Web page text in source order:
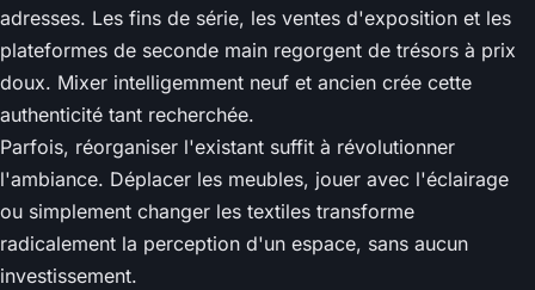
adresses. Les fins de série, les ventes d'exposition et les
plateformes de seconde main regorgent de trésors à prix
doux. Mixer intelligemment neuf et ancien crée cette
authenticité tant recherchée.
Parfois, réorganiser l'existant suffit à révolutionner
l'ambiance. Déplacer les meubles, jouer avec l'éclairage
ou simplement changer les textiles transforme
radicalement la perception d'un espace, sans aucun
investissement.